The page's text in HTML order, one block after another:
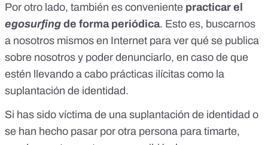
Por otro lado, también es conveniente practicar el
egosurfing de forma periódica. Esto es, buscarnos
a nosotros mismos en Internet para ver qué se publica
sobre nosotros y poder denunciarlo, en caso de que
estén llevando a cabo prácticas ilícitas como la
suplantación de identidad.
Si has sido víctima de una suplantación de identidad o
se han hecho pasar por otra persona para timarte,